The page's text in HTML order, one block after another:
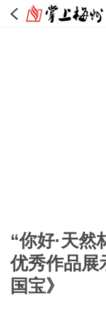
“你好·天然
优秀作品
国宝》